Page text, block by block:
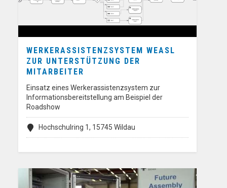
WERKERASSISTENZSYSTEM WEASL
ZUR UNTERSTÜTZUNG DER
MITARBEITER
Einsatz eines Werkerassistenzsystem zur
Informationsbereitstellung am Beispiel der
Roadshow
Hochschulring 1, 15745 Wildau